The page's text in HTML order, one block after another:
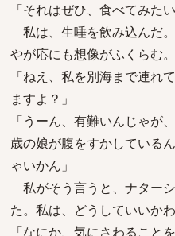
「それはぜひ、食べてみたい
私は、生唾を飲み込んだ
やが応にも想像がふくらむ。
「ねえ、私を別海まで連れ
ますよ？」
「うーん、有難いんじゃが
歳の娘が腹をすかしている
ゃいかん」
私がそう言うと、ナター
た。私は、どうしていいか
「なにか、気にさわること